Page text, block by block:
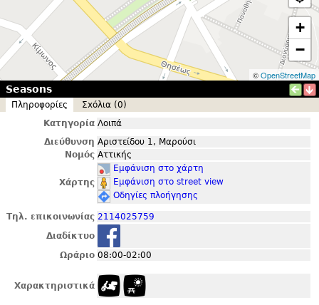
+
−
©OpenStreetMap
Seasons
Πληροφορίες
Σxόλια (0)
Κατηγορία Λοιπά
Διεύθυνση Αριστείδου 1, Μαρούσι
Νομός Αττικής
Χάρτης
Εμφάνιση στο χάρτη
Εμφάνιση στο street view
Οδηγίες πλοήγησης
Τηλ. επικοινωνίας 2114025759
Διαδίκτυο
Ωράριο 08:00-02:00
Χαρακτηριστικά